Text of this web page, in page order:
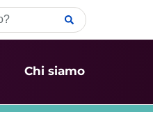
Chi siamo